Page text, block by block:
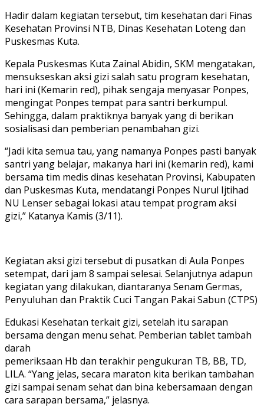
Hadir dalam kegiatan tersebut, tim kesehatan dari Finas
Kesehatan Provinsi NTB, Dinas Kesehatan Loteng dan
Puskesmas Kuta.
Kepala Puskesmas Kuta Zainal Abidin, SKM mengatakan,
mensukseskan aksi gizi salah satu program kesehatan,
hari ini (Kemarin red), pihak sengaja menyasar Ponpes,
mengingat Ponpes tempat para santri berkumpul.
Sehingga, dalam praktiknya banyak yang di berikan
sosialisasi dan pemberian penambahan gizi.
“Jadi kita semua tau, yang namanya Ponpes pasti banyak
santri yang belajar, makanya hari ini (kemarin red), kami
bersama tim medis dinas kesehatan Provinsi, Kabupaten
dan Puskesmas Kuta, mendatangi Ponpes Nurul Ijtihad
NU Lenser sebagai lokasi atau tempat program aksi
gizi,” Katanya Kamis (3/11).
Kegiatan aksi gizi tersebut di pusatkan di Aula Ponpes
setempat, dari jam 8 sampai selesai. Selanjutnya adapun
kegiatan yang dilakukan, diantaranya Senam Germas,
Penyuluhan dan Praktik Cuci Tangan Pakai Sabun (CTPS)
Edukasi Kesehatan terkait gizi, setelah itu sarapan
bersama dengan menu sehat. Pemberian tablet tambah
darah
pemeriksaan Hb dan terakhir pengukuran TB, BB, TD,
LILA. “Yang jelas, secara maraton kita berikan tambahan
gizi sampai senam sehat dan bina kebersamaan dengan
cara sarapan bersama,” jelasnya.